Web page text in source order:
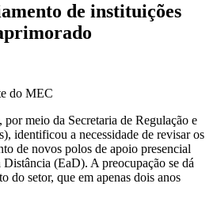
de instituições
do MEC
meio da Secretaria de Regulação e
identificou a necessidade de revisar os
de novos polos de apoio presencial
Distância (EaD). A preocupação se dá
do setor, que em apenas dois anos